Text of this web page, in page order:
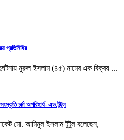
প্রতিনিধির
নুরুল ইসলাম (৪৫) নামের এক বিক্রয় ...
সংস্কৃতি চর্চা অপরিহার্য- এড.টুটুল
মো. আমিনুল ইসলাম টুটুল বলেছেন,